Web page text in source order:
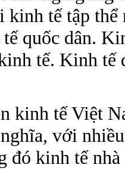
kinh tế tập
quốc dân.
tế. Kinh
kinh tế Việt
với
đó kinh tế